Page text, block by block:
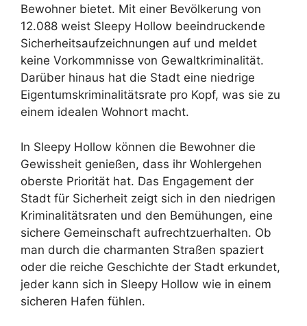
Bewohner bietet. Mit einer Bevölkerung von
12.088 weist Sleepy Hollow beeindruckende
Sicherheitsaufzeichnungen auf und meldet
keine Vorkommnisse von Gewaltkriminalität.
Darüber hinaus hat die Stadt eine niedrige
Eigentumskriminalitätsrate pro Kopf, was sie zu
einem idealen Wohnort macht.
In Sleepy Hollow können die Bewohner die
Gewissheit genießen, dass ihr Wohlergehen
oberste Priorität hat. Das Engagement der
Stadt für Sicherheit zeigt sich in den niedrigen
Kriminalitätsraten und den Bemühungen, eine
sichere Gemeinschaft aufrechtzuerhalten. Ob
man durch die charmanten Straßen spaziert
oder die reiche Geschichte der Stadt erkundet,
jeder kann sich in Sleepy Hollow wie in einem
sicheren Hafen fühlen.